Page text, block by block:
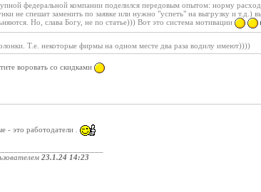
федеральной компании поделился передовым опытом: норму
не спешат заменить по заявке или нужно "успеть" на выгрузку и
Но, слава Богу, не по статье))) Вот это система мотивации
Т.е. некоторые фирмы на одном месте два раза водилу имеют))))
воровать со скидками
- это работодатели .
23.1.24 14:23